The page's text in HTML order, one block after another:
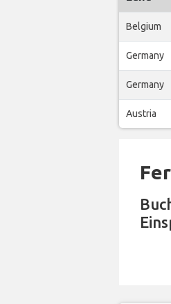
Belgium
Germany
Germany
Austria